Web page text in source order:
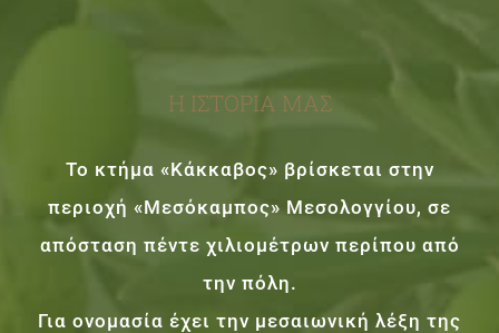
Η ΙΣΤΟΡΙΑ ΜΑΣ
Το κτήμα «Κάκκαβος» βρίσκεται στην
περιοχή «Μεσόκαμπος» Μεσολογγίου, σε
απόσταση πέντε χιλιομέτρων περίπου από
την πόλη.
Για ονομασία έχει την μεσαιωνική λέξη της